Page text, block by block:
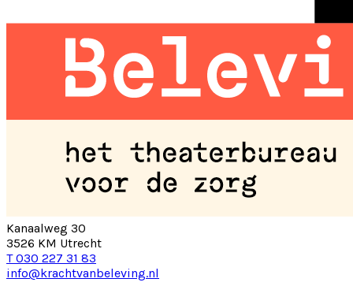
Kanaalweg 30
3526 KM Utrecht
T 030 227 31 83
info@krachtvanbeleving.nl